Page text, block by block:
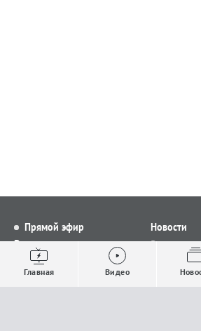
Прямой эфир
Видео
Выпуски новостей
Проекты
Новости
Все
Общество
Главная Видео